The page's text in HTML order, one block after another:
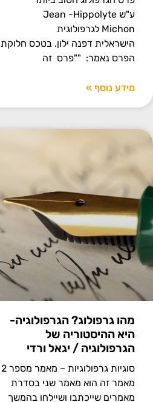
ע"ש Jean -Hippolyte
Michon לגרפולוגית
הישראלית דפנה ילון. בטכס חלוקת
הפרס נאמר: ""פרס זה
מידע נוסף »
מהו גרפולוג? הגרפולוגיה-
היא ההיסטוריה של
הגרפולוגיה / יגאל ורדי
מאמר זה הוא מאמר שני בסדרת
מאמרים שייכתבו ושיילחו בהמשך